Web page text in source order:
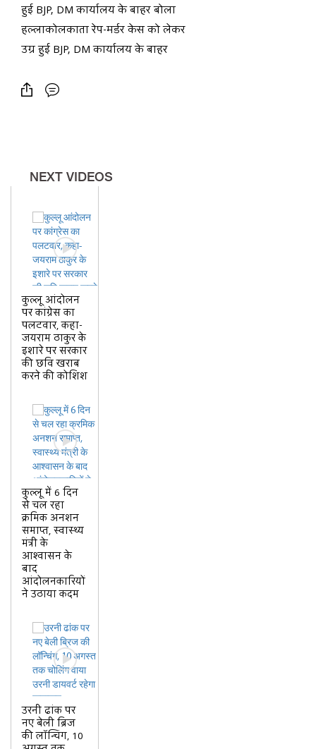
हुई BJP, DM कार्यालय के बाहर बोला
हल्लाकोलकाता रेप-मर्डर केस को लेकर
उग्र हुई BJP, DM कार्यालय के बाहर
लेकर उग्र हुई BJP, DM कार्यालय के
NEXT VIDEOS
कुल्लू आंदोलन
पर कांग्रेस का
पलटवार, कहा-
जयराम ठाकुर के
इशारे पर सरकार
की छवि खराब
करने की कोशिश
कुल्लू में 6 दिन
से चल रहा
क्रमिक अनशन
समाप्त, स्वास्थ्य
मंत्री के
आश्वासन के
बाद
आंदोलनकारियों
ने उठाया कदम
उरनी ढांक पर
नए बेली ब्रिज
की लॉन्चिंग, 10